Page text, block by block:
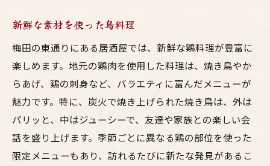
新鮮な素材を使った鳥料理
梅田の東通りにある居酒屋では、新鮮な鶏料理が豊富に
楽しめます。地元の鶏肉を使用した料理は、焼き鳥やか
らあげ、鶏の刺身など、バラエティに富んだメニューが
魅力です。特に、炭火で焼き上げられた焼き鳥は、外は
パリッと、中はジューシーで、友達や家族との楽しい会
話を盛り上げます。季節ごとに異なる鶏の部位を使った
限定メニューもあり、訪れるたびに新たな発見があるこ